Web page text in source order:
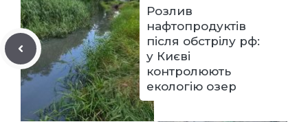
Розлив
нафтопродуктів
після обстрілу рф:
у Києві
контролюють
екологію озер